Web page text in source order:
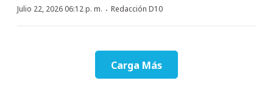
Julio 22, 2026 06:12 p. m. · Redacción D10
Carga Más